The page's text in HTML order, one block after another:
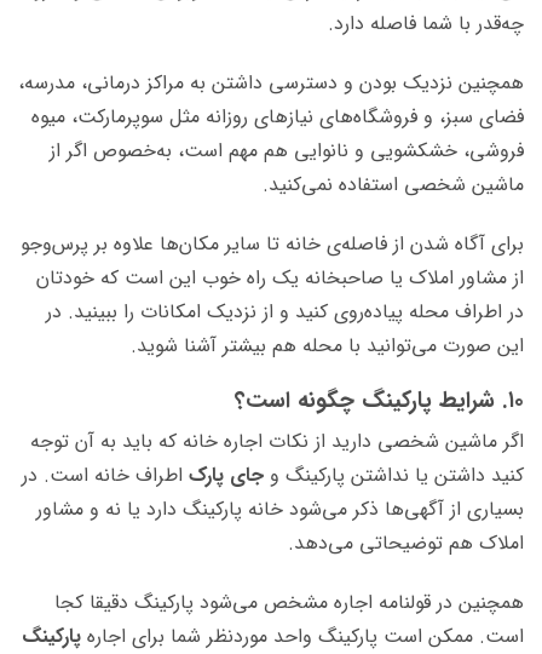
چه‌قدر با شما فاصله دارد.
همچنین نزدیک بودن و دسترسی داشتن به مراکز درمانی، مدرسه،
فضای سبز، و فروشگاه‌های نیازهای روزانه مثل سوپرمارکت، میوه
فروشی، خشکشویی و نانوایی هم مهم است، به‌خصوص اگر از
ماشین شخصی استفاده نمی‌کنید.
برای آگاه شدن از فاصله‌ی خانه تا سایر مکان‌ها علاوه بر پرس‌وجو
از مشاور املاک یا صاحبخانه یک راه خوب این است که خودتان
در اطراف محله پیاده‌روی کنید و از نزدیک امکانات را ببینید. در
این صورت می‌توانید با محله هم بیشتر آشنا شوید.
۱۰. شرایط پارکینگ چگونه است؟
اگر ماشین شخصی دارید از نکات اجاره خانه که باید به آن توجه
کنید داشتن یا نداشتن پارکینگ و جای پارک اطراف خانه است. در
بسیاری از آگهی‌ها ذکر می‌شود خانه پارکینگ دارد یا نه و مشاور
املاک هم توضیحاتی می‌دهد.
همچنین در قولنامه اجاره مشخص می‌شود پارکینگ دقیقا کجا
است. ممکن است پارکینگ واحد موردنظر شما برای اجاره پارکینگ